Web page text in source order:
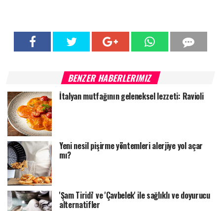
BENZER HABERLERIMIZ
İtalyan mutfağının geleneksel lezzeti: Ravioli
Yeni nesil pişirme yöntemleri alerjiye yol açar
mı?
'Şam Tiridi' ve 'Çavbelek' ile sağlıklı ve doyurucu
alternatifler